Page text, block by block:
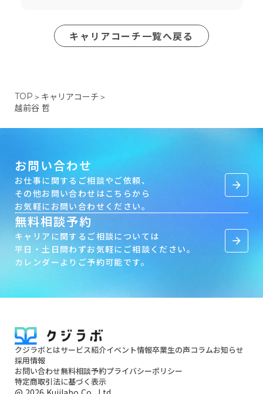
キャリアコーチ一覧へ戻る
TOP ＞ キャリアコーチ ＞
越前谷 哲
お問い合わせ
お仕事に関するご相談やご依頼、
その他お問い合わせはこちらから
お気軽にお問い合わせください。
arrow_forward
無料相談予約
キャリアに関するご相談については
平日・土日問わずお気軽にご相談ください。
カレンダーよりご予約可能です。
arrow_forward
クジラボとはサービス紹介イベント情報卒業生の声コラムお知らせ
採用情報
お問い合わせ無料相談予約プライバシーポリシー
特定商取引法に基づく表示